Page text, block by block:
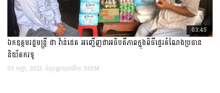
03:45
ឯកឧត្តមរដ្ឋមន្រ្តី ជា វ៉ាន់ដេត អញ្ជើញជាអធិបតីភាពក្នុងពិធីផ្ទេរតំណែងប្រធាន
និយ័តករទូ
03 កញ្ញា, 2021 ចំនួនអ្នកចូលមើល :565M